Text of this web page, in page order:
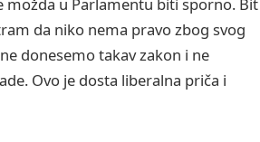
možda u Parlamentu biti sporno. Bit
da niko nema pravo zbog svog
donesemo takav zakon i ne
Ovo je dosta liberalna priča i